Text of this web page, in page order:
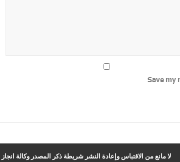
Save my
لا مانع من الاقتباس وإعادة النشر شريطة ذكر المصدر وكالة